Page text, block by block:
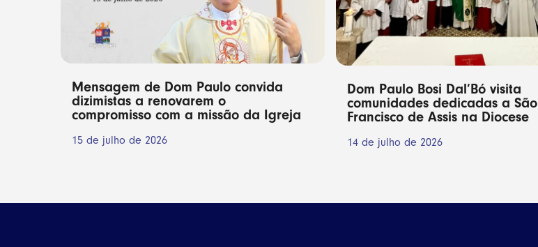
Mensagem de Dom Paulo convida
dizimistas a renovarem o
compromisso com a missão da Igreja
15 de julho de 2026
Dom Paulo Bosi Dal’Bó visita
comunidades dedicadas a São
Francisco de Assis na Diocese
14 de julho de 2026